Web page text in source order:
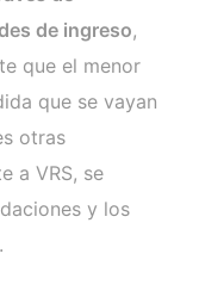
de ingreso,
que el menor
que se vayan
otras
a VRS, se
y los